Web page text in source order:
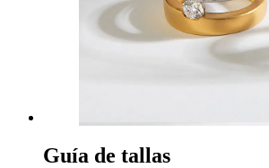
Guía de tallas